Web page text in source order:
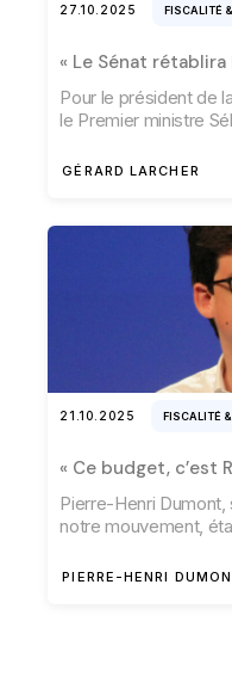
27.10.2025
GÉRARD LARCHER
FISCALITÉ
« Le Sénat
Pour le président de
le Premier ministre
21.10.2025
PIERRE-HENRI
FISCALITÉ
« Ce budget, c’est
Pierre-Henri
notre mouvement,